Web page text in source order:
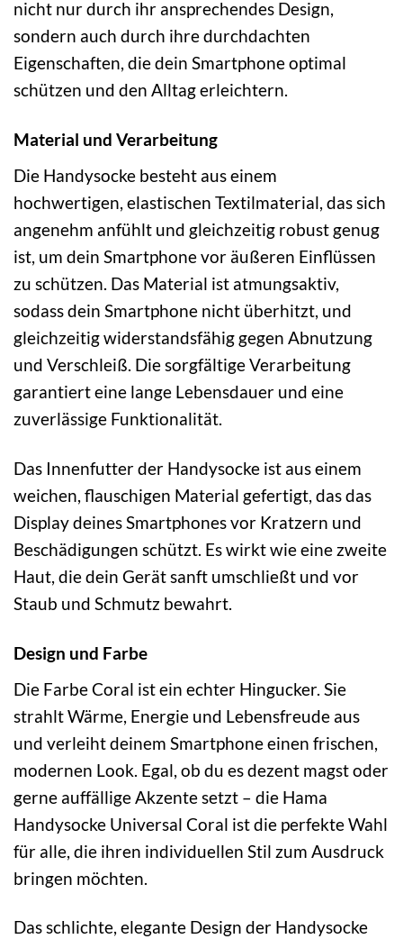
nicht nur durch ihr ansprechendes Design,
sondern auch durch ihre durchdachten
Eigenschaften, die dein Smartphone optimal
schützen und den Alltag erleichtern.
Material und Verarbeitung
Die Handysocke besteht aus einem
hochwertigen, elastischen Textilmaterial, das sich
angenehm anfühlt und gleichzeitig robust genug
ist, um dein Smartphone vor äußeren Einflüssen
zu schützen. Das Material ist atmungsaktiv,
sodass dein Smartphone nicht überhitzt, und
gleichzeitig widerstandsfähig gegen Abnutzung
und Verschleiß. Die sorgfältige Verarbeitung
garantiert eine lange Lebensdauer und eine
zuverlässige Funktionalität.
Das Innenfutter der Handysocke ist aus einem
weichen, flauschigen Material gefertigt, das das
Display deines Smartphones vor Kratzern und
Beschädigungen schützt. Es wirkt wie eine zweite
Haut, die dein Gerät sanft umschließt und vor
Staub und Schmutz bewahrt.
Design und Farbe
Die Farbe Coral ist ein echter Hingucker. Sie
strahlt Wärme, Energie und Lebensfreude aus
und verleiht deinem Smartphone einen frischen,
modernen Look. Egal, ob du es dezent magst oder
gerne auffällige Akzente setzt – die Hama
Handysocke Universal Coral ist die perfekte Wahl
für alle, die ihren individuellen Stil zum Ausdruck
bringen möchten.
Das schlichte, elegante Design der Handysocke